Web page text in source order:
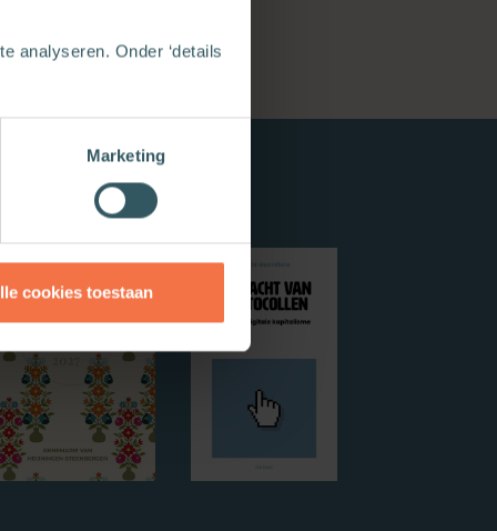
analyseren. Onder ‘details
Marketing
cookies toestaan